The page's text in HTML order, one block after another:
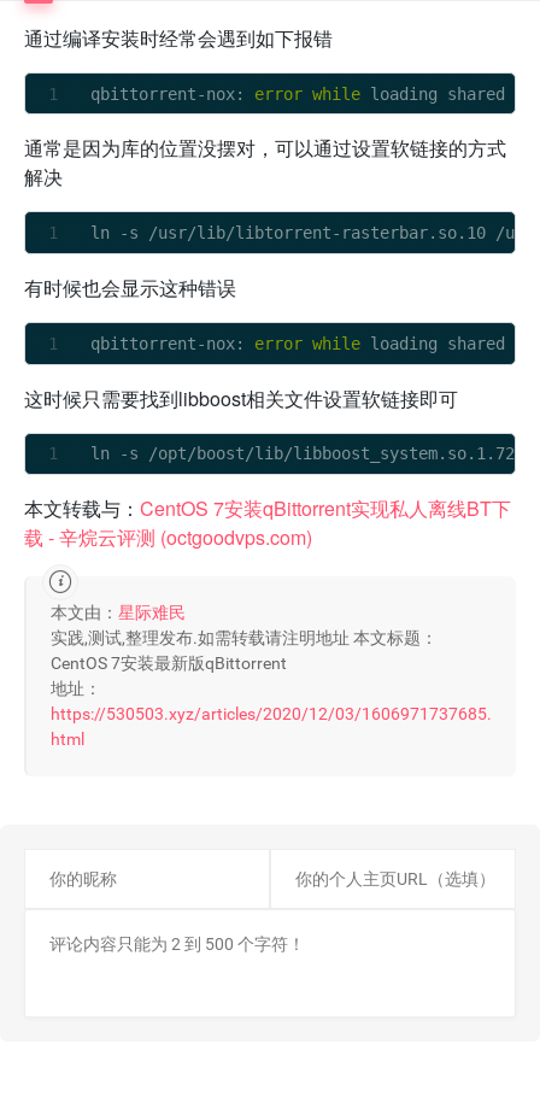
通过编译安装时经常会遇到如下报错
qbittorrent-nox: error while loading shared
通常是因为库的位置没摆对，可以通过设置软链接的方式
解决
ln -s /usr/lib/libtorrent- rasterbar.so.10 /usr
有时候也会显示这种错误
qbittorrent-nox: error while loading shared
这时候只需要找到libboost相关文件设置软链接即可
ln -s /opt/boost/lib/
本文转载与： CentOS 7安装qBittorrent实现私人离线BT下
载 - 辛烷云评测 (octgoodvps.com)
本文由： 星际难民
实践,测试,整理发布.如需转载请注明地址 本文标题：
CentOS 7安装最新版qBittorrent
地址：
https://530503.xyz/articles/2020/12/03/1606971737685.
html